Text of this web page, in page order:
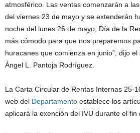
atmosférico. Las ventas comenzarán a
del viernes 23 de mayo y se extenderán
noche del lunes 26 de mayo, Día de la
más cómodo para que nos preparemos
huracanes que comienza en junio”, dijo el
Ángel L. Pantoja Rodríguez.
La Carta Circular de Rentas Internas 25-
web del Departamento establece los
aplicará la exención del IVU durante el fin